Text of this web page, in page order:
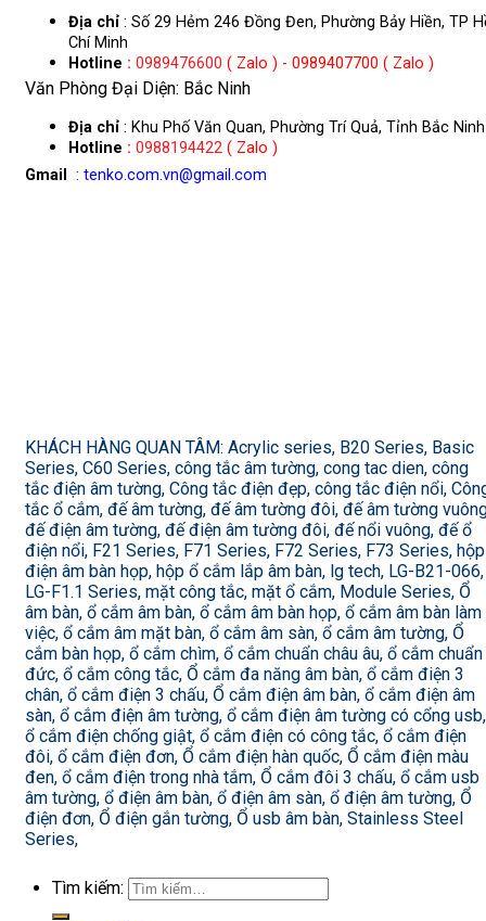
Địa chỉ : Số 29 Hẻm 246 Đồng Đen, Phường Bảy Hiền, TP
Chí Minh
Hotline : 0989476600 ( Zalo ) - 0989407700 ( Zalo )
Văn Phòng Đại Diện: Bắc Ninh
Địa chỉ : Khu Phố Văn Quan, Phường Trí Quả, Tỉnh Bắc Ninh
Hotline : 0988194422 ( Zalo )
Gmail
: tenko.com.vn@gmail.com
KHÁCH HÀNG QUAN TÂM: Acrylic series, B20 Series, Basic
Series, C60 Series, công tắc âm tường, cong tac dien, công
tắc điện âm tường, Công tắc điện đẹp, công tắc điện nổi,
tắc ổ cắm, đế âm tường, đế âm tường đôi, đế âm tường
đế điện âm tường, đế điện âm tường đôi, đế nổi vuông, đế ổ
điện nổi, F21 Series, F71 Series, F72 Series, F73 Series, hộp
điện âm bàn họp, hộp ổ cắm lắp âm bàn, lg tech, LG-B21-066,
LG-F1.1 Series, mặt công tắc, mặt ổ cắm, Module Series, Ổ
âm bàn, ổ cắm âm bàn, ổ cắm âm bàn họp, ổ cắm âm bàn làm
việc, ổ cắm âm mặt bàn, ổ cắm âm sàn, ổ cắm âm tường, Ổ
cắm bàn họp, ổ cắm chìm, ổ cắm chuẩn châu âu, ổ cắm chuẩn
đức, ổ cắm công tắc, Ổ cắm đa năng âm bàn, ổ cắm điện 3
chân, ổ cắm điện 3 chấu, Ổ cắm điện âm bàn, ổ cắm điện âm
sàn, ổ cắm điện âm tường, ổ cắm điện âm tường có cổng usb,
ổ cắm điện chống giật, ổ cắm điện có công tắc, ổ cắm điện
đôi, ổ cắm điện đơn, Ổ cắm điện hàn quốc, Ổ cắm điện màu
đen, ổ cắm điện trong nhà tắm, Ổ cắm đôi 3 chấu, ổ cắm usb
âm tường, ổ điện âm bàn, ổ điện âm sàn, ổ điện âm tường, Ổ
điện đơn, Ổ điện gắn tường, Ổ usb âm bàn, Stainless Steel
Series,
Tìm kiếm: